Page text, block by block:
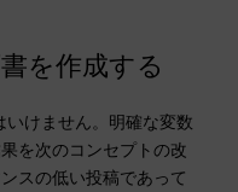
を作成する
いけません。明確な変数
を次のコンセプトの改
スの低い投稿であって